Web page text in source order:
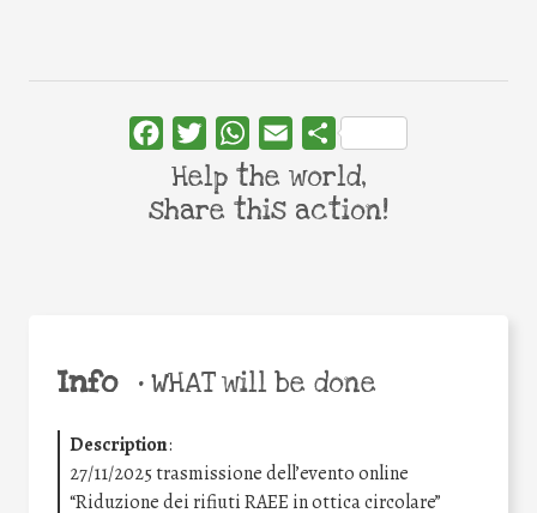
Info •WHAT will be done
Description:
27/11/2025 trasmissione dell’evento online
“Riduzione dei rifiuti RAEE in ottica circolare”
FacebookTwitterWhatsApp
Email Share
Help the world,
share this action!